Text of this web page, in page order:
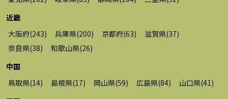
近畿
大阪府(243) 兵庫県(200) 京都府(63) 滋賀県(37)
奈良県(38) 和歌山県(26)
中国
鳥取県(14) 島根県(17) 岡山県(59) 広島県(84) 山口県(41 )